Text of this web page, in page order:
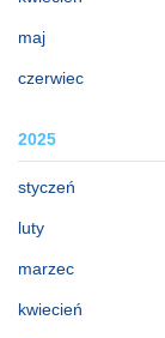
maj
czerwiec
2025
styczeń
luty
marzec
kwiecień